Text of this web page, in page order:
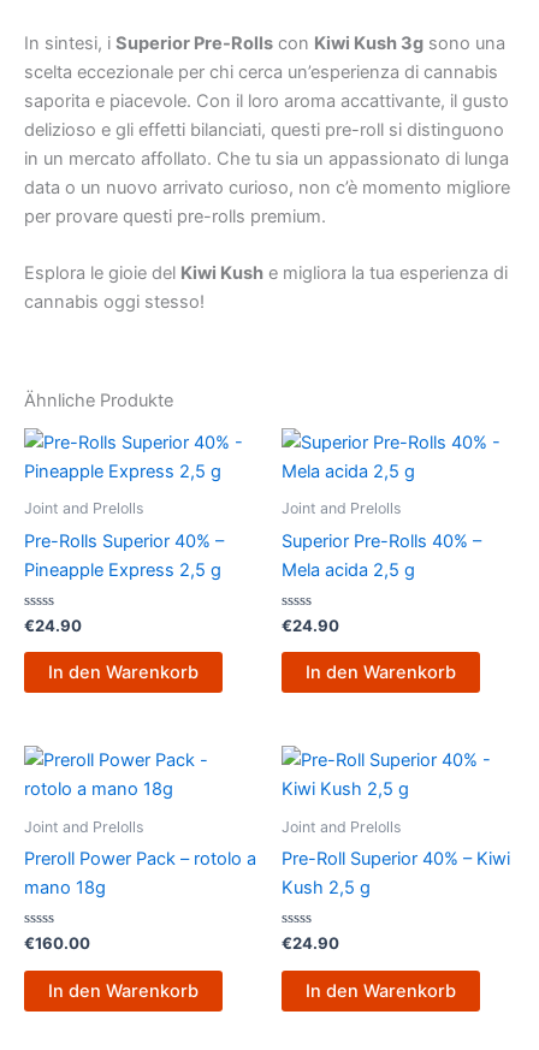
In sintesi, i Superior Pre-Rolls con Kiwi Kush 3g sono una
scelta eccezionale per chi cerca un’esperienza di cannabis
saporita e piacevole. Con il loro aroma accattivante, il gusto
delizioso e gli effetti bilanciati, questi pre-roll si distinguono
in un mercato affollato. Che tu sia un appassionato di lunga
data o un nuovo arrivato curioso, non c’è momento migliore
per provare questi pre-rolls premium.
Esplora le gioie del Kiwi Kush e migliora la tua esperienza di
cannabis oggi stesso!
Ähnliche Produkte
Joint and Prelolls
Pre-Rolls Superior 40% –
Pineapple Express 2,5 g
Bewertet
mit
0
€24.90
In den Warenkorb
Joint and Prelolls
Superior Pre-Rolls 40% –
Mela acida 2,5 g
Bewertet
mit
0
€24.90
In den Warenkorb
Joint and Prelolls
Preroll Power Pack – rotolo a
mano 18g
Bewertet
0
€160.00
In den Warenkorb
Joint and Prelolls
Pre-Roll Superior 40% – Kiwi
Kush 2,5 g
Bewertet
0
€24.90
In den Warenkorb